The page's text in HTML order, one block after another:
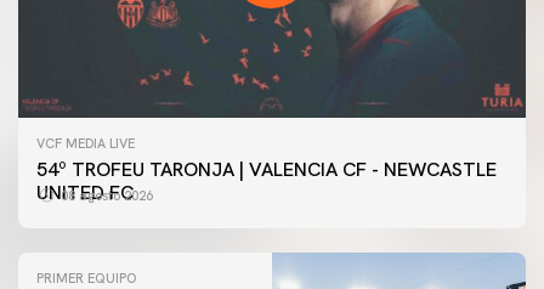
VCF MEDIA LIVE
54º TROFEU TARONJA | VALENCIA CF - NEWCASTLE
UNITED FC
08 agosto 2026
PRIMER EQUIPO